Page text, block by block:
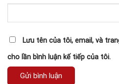
Lưu tên của tôi, email, và
cho lần bình luận kế tiếp của tôi.